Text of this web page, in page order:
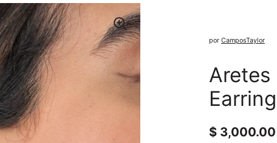
Aretes
por CamposTaylor
Precio
$ 3,000.00